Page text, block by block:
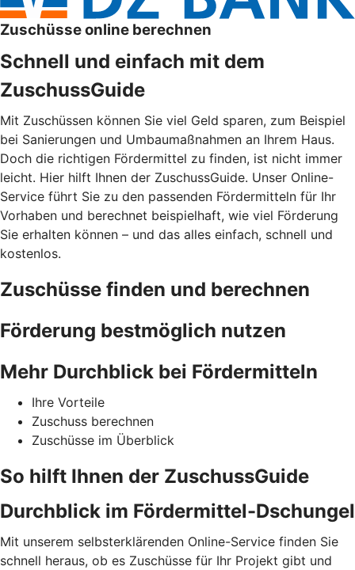
Zuschüsse online berechnen
Schnell und einfach mit dem
ZuschussGuide
Mit Zuschüssen können Sie viel Geld sparen, zum Beispiel
bei Sanierungen und Umbaumaßnahmen an Ihrem Haus.
Doch die richtigen Fördermittel zu finden, ist nicht immer
leicht. Hier hilft Ihnen der ZuschussGuide. Unser Online-
Service führt Sie zu den passenden Fördermitteln für Ihr
Vorhaben und berechnet beispielhaft, wie viel Förderung
Sie erhalten können – und das alles einfach, schnell und
kostenlos.
Zuschüsse finden und berechnen
Förderung bestmöglich nutzen
Mehr Durchblick bei Fördermitteln
Ihre Vorteile
Zuschuss berechnen
Zuschüsse im Überblick
So hilft Ihnen der ZuschussGuide
Durchblick im Fördermittel-Dschungel
Mit unserem selbsterklärenden Online-Service finden Sie
schnell heraus, ob es Zuschüsse für Ihr Projekt gibt und